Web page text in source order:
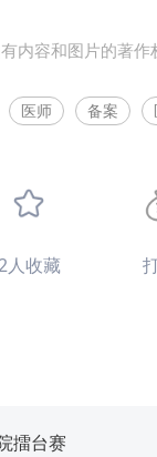
内容和图片的著
医师 备案
人收藏
擂台赛